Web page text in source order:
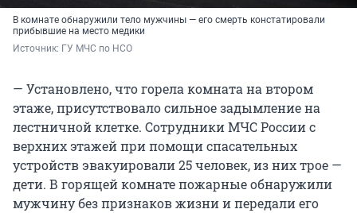
В комнате обнаружили тело мужчины — его смерть констатировали
прибывшие на место медики
Источник: ГУ МЧС по НСО
— Установлено, что горела комната на втором
этаже, присутствовало сильное задымление на
лестничной клетке. Сотрудники МЧС России с
верхних этажей при помощи спасательных
устройств эвакуировали 25 человек, из них трое —
дети. В горящей комнате пожарные обнаружили
мужчину без признаков жизни и передали его